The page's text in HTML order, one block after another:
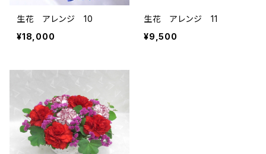
生花 アレンジ 10
¥18,000
生花 アレンジ 11
¥9,500